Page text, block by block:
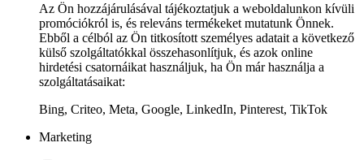
Az Ön hozzájárulásával tájékoztatjuk a weboldalunkon kívüli
promóciókról is, és releváns termékeket mutatunk Önnek.
Ebből a célból az Ön titkosított személyes adatait a következő
külső szolgáltatókkal összehasonlítjuk, és azok online
hirdetési csatornáikat használjuk, ha Ön már használja a
szolgáltatásaikat:
Bing, Criteo, Meta, Google, LinkedIn, Pinterest, TikTok
Marketing